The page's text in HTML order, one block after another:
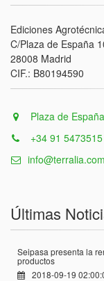
Ediciones
C/Plaza de España
28008 Madrid
CIF.: B80194590
Plaza de
+34 91 5473515
info@terralia.com
Últimas
Seipasa presenta la
productos
2018-09-19